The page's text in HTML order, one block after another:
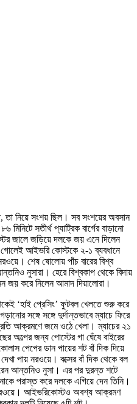
তা নিয়ে সংশয় ছিল। সব সংশয়ের অবসান
সতীর্থ প্যাট্রিক বার্গের বাড়ানো
জালে জড়িয়ে দলকে জয় এনে দিলেন
গোলেই আইভরি কোস্টকে ২-১ ব্যবধানে
শেষ ষোলোয় পাঁচ বারের বিশ্ব
নুসারা। হেরে বিশ্বকাপ থেকে বিদায়
জয় করে নিলেন আমাদ দিয়ালোরা।
‘হাই প্রেসিং’ ফুটবল খেলতে শুরু করে
সঙ্গে সঙ্গে দুর্দান্তভাবে ম্যাচে ফিরে
আক্রমণে জমে ওঠে খেলা। ম্যাচের ২১
অল্পের জন্য পোস্টের গা ঘেঁষে বাইরের
পেপের ডান পায়ের শট বাঁ দিক দিয়ে
পায় নরওয়ে। বক্সের বাঁ দিক থেকে বল
আন্তনিও নুসা। এর পর দুরন্ত শটে
পরাস্ত করে দলকে এগিয়ে দেন তিনি।
নরওয়ে। আইভরিকোস্টও অবশ্য আক্রমণ